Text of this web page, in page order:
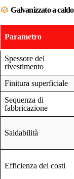
Galvanizzato a
Parametro
Spessore del
rivestimento
Finitura superficiale
Sequenza di
fabbricazione
Saldabilità
Efficienza dei costi